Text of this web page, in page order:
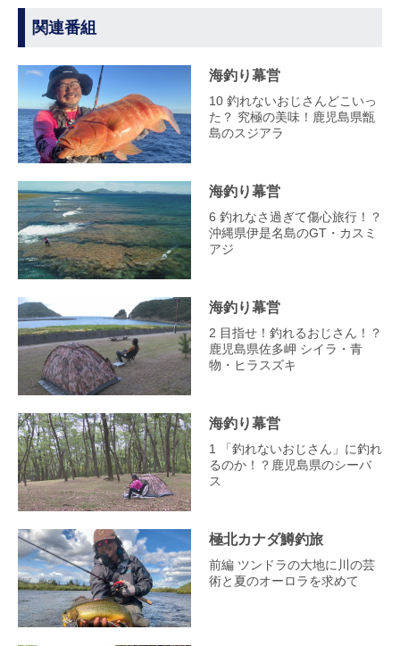
関連番組
海釣り幕営
10 釣れないおじさんどこいっ
た？ 究極の美味！鹿児島県甑
島のスジアラ
海釣り幕営
6 釣れなさ過ぎて傷心旅行！？
沖縄県伊是名島のGT・カスミ
アジ
海釣り幕営
2 目指せ！釣れるおじさん！？
鹿児島県佐多岬 シイラ・青
物・ヒラスズキ
海釣り幕営
1 「釣れないおじさん」に釣れ
るのか！？鹿児島県のシーバ
ス
極北カナダ鱒釣旅
前編 ツンドラの大地に川の芸
術と夏のオーロラを求めて